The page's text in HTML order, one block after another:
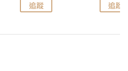
追蹤 追蹤